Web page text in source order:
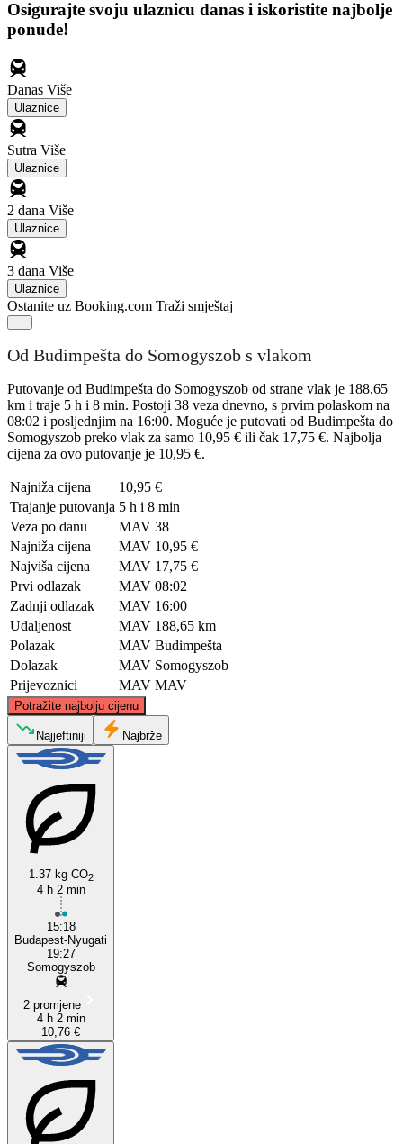
Osigurajte svoju ulaznicu danas i iskoristite najbolje
ponude!
Danas Više
Ulaznice
Sutra Više
Ulaznice
2 dana Više
Ulaznice
3 dana Više
Ulaznice
Ostanite uz Booking.com Traži smještaj
Od Budimpešta do Somogyszob s vlakom
Putovanje od Budimpešta do Somogyszob od strane vlak je 188,65
km i traje 5 h i 8 min. Postoji 38 veza dnevno, s prvim polaskom na
08:02 i posljednjim na 16:00. Moguće je putovati od Budimpešta do
Somogyszob preko vlak za samo 10,95 € ili čak 17,75 €. Najbolja
cijena za ovo putovanje je 10,95 €.
Najniža cijena
10,95 €
Trajanje putovanja 5 h i 8 min
Veza po danu
MAV 38
Najniža cijena
MAV 10,95 €
Najviša cijena
MAV 17,75 €
Prvi odlazak
MAV 08:02
Zadnji odlazak
MAV 16:00
Udaljenost
MAV 188,65 km
Polazak
MAV Budimpešta
Dolazak
MAV Somogyszob
Prijevoznici
MAV MAV
Potražite najbolju cijenu
Najjeftiniji Najbrže
1.37 kg CO2
4 h 2 min
15:18
Budapest-Nyugati
19:27
Somogyszob
2 promjene
4 h 2 min
10,76 €